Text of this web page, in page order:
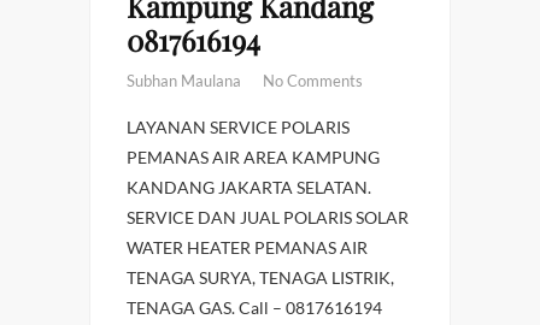
0817616194
Subhan Maulana No Comments
LAYANAN SERVICE POLARIS
PEMANAS AIR AREA KAMPUNG
KANDANG JAKARTA SELATAN.
SERVICE DAN JUAL POLARIS SOLAR
WATER HEATER PEMANAS AIR
TENAGA SURYA, TENAGA LISTRIK,
TENAGA GAS. Call – 0817616194